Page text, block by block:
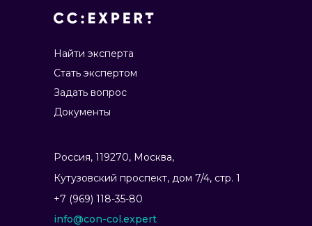
Найти эксперта
Стать экспертом
Задать вопрос
Документы
Россия, 119270, Москва,
info@con-col.expert
+7 (969) 118-35-80
Ку­тузов­ский прос­пект, дом 7/4, стр. 1